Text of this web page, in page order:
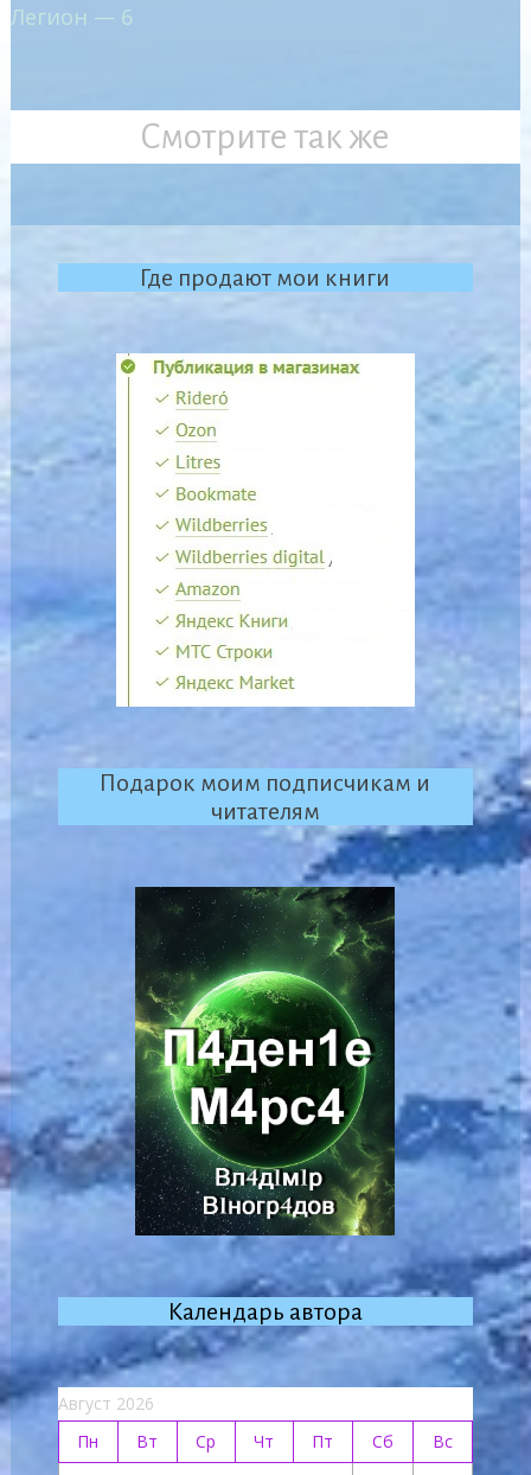
Легион — 6
Смотрите так же
Где продают мои книги
Подарок моим подписчикам и
читателям
Календарь автора
Август 2026
Пн
Вт Ср Чт Пт Сб
Вс